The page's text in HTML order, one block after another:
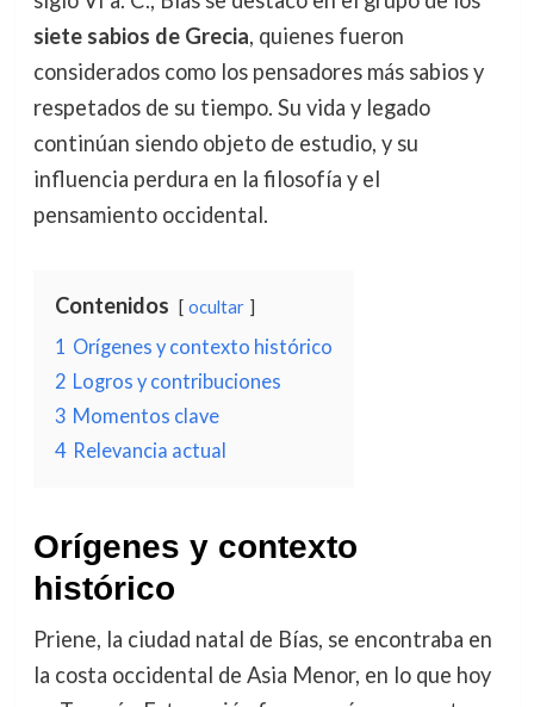
siete sabios de Grecia, quienes fueron
considerados como los pensadores más sabios y
respetados de su tiempo. Su vida y legado
continúan siendo objeto de estudio, y su
influencia perdura en la filosofía y el
pensamiento occidental.
Contenidos ocultar
1 Orígenes y contexto histórico
2 Logros y contribuciones
3 Momentos clave
4 Relevancia actual
Orígenes y contexto
histórico
Priene, la ciudad natal de Bías, se encontraba en
la costa occidental de Asia Menor, en lo que hoy